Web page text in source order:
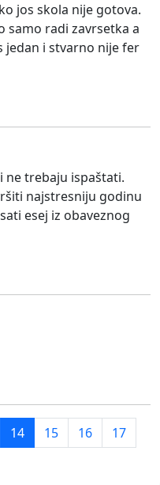
jos skola nije gotova.
samo radi zavrsetka a
jedan i stvarno nije fer
ne trebaju ispaštati.
najstresniju godinu
esej iz obaveznog
14 15 16
17